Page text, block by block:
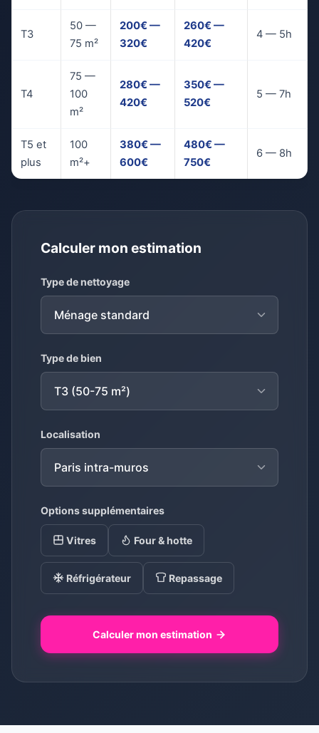
T3
50 —
75 m²
200€ —
320€
260€ —
420€
4 — 5h
T4
75 —
100
m²
280€ —
420€
350€ —
520€
5 — 7h
T5 et
plus
100
m²+
380€ —
600€
480€ —
750€
6 — 8h
Calculer mon estimation
Type de nettoyage
Type de bien
Localisation
Options supplémentaires
Vitres Four & hotte
Réfrigérateur Repassage
Calculer mon estimation